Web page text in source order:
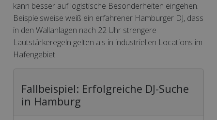
kann besser auf logistische Besonderheiten eingehen.
Beispielsweise weiß ein erfahrener Hamburger DJ, dass
in den Wallanlagen nach 22 Uhr strengere
Lautstärkeregeln gelten als in industriellen Locations im
Hafengebiet.
Fallbeispiel: Erfolgreiche DJ-Suche
in Hamburg